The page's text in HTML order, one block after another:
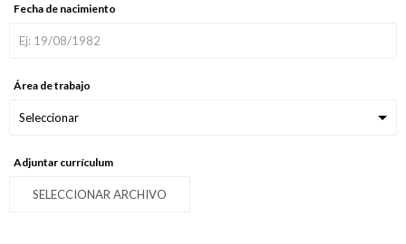
Fecha de nacimiento
Área de trabajo
Adjuntar currículum
SELECCIONAR ARCHIVO